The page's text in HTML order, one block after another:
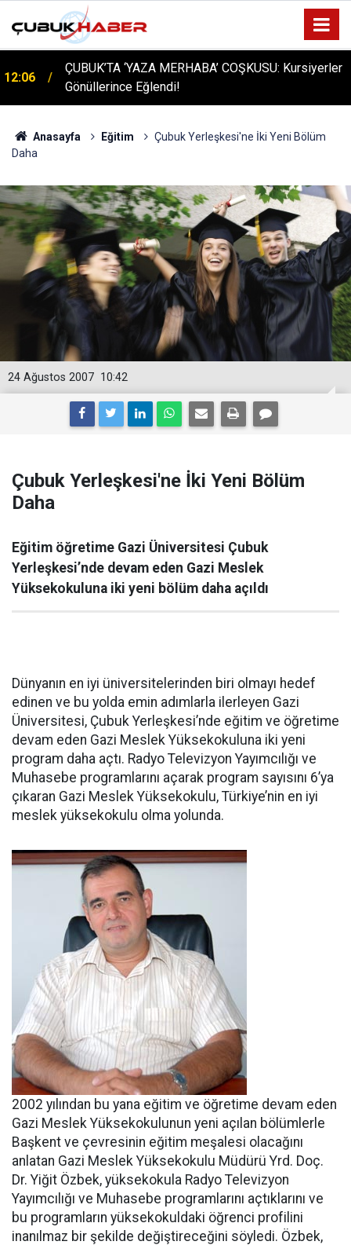
12:06
ÇUBUK’TA ‘YAZA MERHABA’ COŞKUSU: Kursiyerler
Gönüllerince Eğlendi!
Anasayfa Eğitim
Çubuk Yerleşkesi'ne İki Yeni Bölüm
Daha
10:42
24 Ağustos 2007
Çubuk Yerleşkesi'ne İki Yeni Bölüm
Daha
Eğitim öğretime Gazi Üniversitesi Çubuk
Yerleşkesi’nde devam eden Gazi Meslek
Yüksekokuluna iki yeni bölüm daha açıldı
Dünyanın en iyi üniversitelerinden biri olmayı hedef
edinen ve bu yolda emin adımlarla ilerleyen Gazi
Üniversitesi, Çubuk Yerleşkesi’nde eğitim ve öğretime
devam eden Gazi Meslek Yüksekokuluna iki yeni
program daha açtı. Radyo Televizyon Yayımcılığı ve
Muhasebe programlarını açarak program sayısını 6’ya
çıkaran Gazi Meslek Yüksekokulu, Türkiye’nin en iyi
meslek yüksekokulu olma yolunda.
2002 yılından bu yana eğitim ve öğretime devam eden
Gazi Meslek Yüksekokulunun yeni açılan bölümlerle
Başkent ve çevresinin eğitim meşalesi olacağını
anlatan Gazi Meslek Yüksekokulu Müdürü Yrd. Doç.
Dr. Yiğit Özbek, yüksekokula Radyo Televizyon
Yayımcılığı ve Muhasebe programlarını açtıklarını ve
bu programların yüksekokuldaki öğrenci profilini
inanılmaz bir şekilde değiştireceğini söyledi. Özbek,